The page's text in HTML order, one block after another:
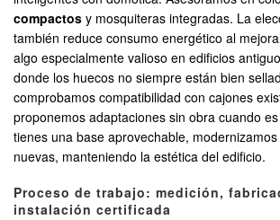
compactos y mosquiteras integradas. La
también reduce consumo energético al
algo especialmente valioso en edificios
donde los huecos no siempre están bien
comprobamos compatibilidad con cajones
proponemos adaptaciones sin obra cuando
tienes una base aprovechable,
nuevas, manteniendo la estética del edificio.
Proceso de trabajo: medición,
instalación certificada